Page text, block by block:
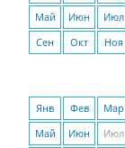
Май
Июн Июл
Сен
Окт Ноя
Янв Фев Мар
Май
Июн Июл